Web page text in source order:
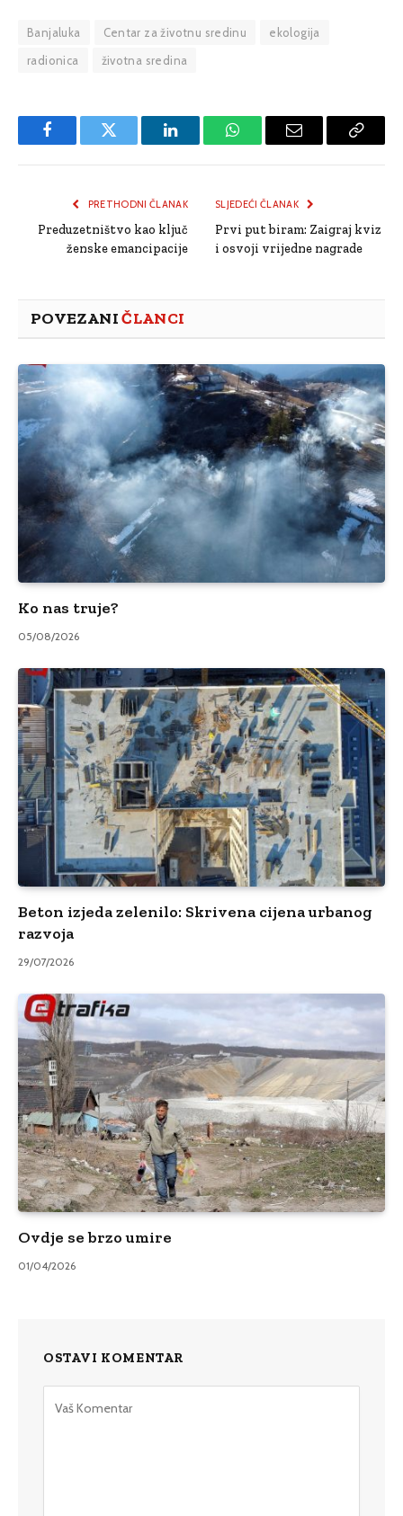
Banjaluka Centar za životnu sredinu
ekologija
radionica
životna sredina
FacebookTwitter LinkedInWhatsAppEmail
Copy
PRETHODNI ČLANAK
Preduzetništvo kao ključ
ženske emancipacije
SLJEDEĆI ČLANAK
Prvi put biram: Zaigraj kviz
i osvoji vrijedne nagrade
POVEZANIČLANCI
Ko nas truje?
05/08/2026
Beton izjeda zelenilo: Skrivena cijena urbanog
razvoja
29/07/2026
Ovdje se brzo umire
01/04/2026
OSTAVI KOMENTAR